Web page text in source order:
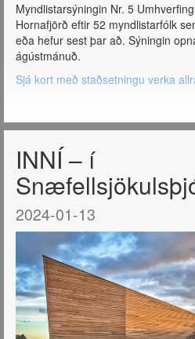
Myndlistarsýningin Nr. 5
Hornafjörð eftir 52 myndlistarfólk
eða hefur sest þar að. Sýningin
ágústmánuð.
Sjá kort með staðsetningu verka
INNÍ – í
2024-01-13